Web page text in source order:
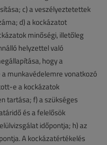
c) a veszélyeztetettek
d) a kockázatot
minőségi, illetőleg
helyzettel való
hogy a
munkavédelemre vonatkozó
e a kockázatok
tartása; f) a szükséges
és a felelősök
időpontja; h) az
A kockázatértékelés